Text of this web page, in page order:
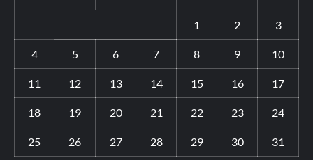
1 2 3
4 5 6 7 8 9 10
11 12 13 14 15 16 17
18 19 20 21 22 23 24
25 26 27 28 29 30 31